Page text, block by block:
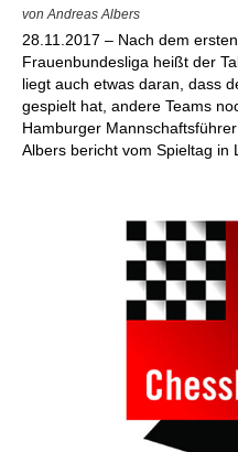
von Andreas Albers
28.11.2017 – Nach dem
Frauenbundesliga heißt der
liegt auch etwas daran, dass
gespielt hat, andere Teams
Hamburger
Albers bericht vom Spieltag in